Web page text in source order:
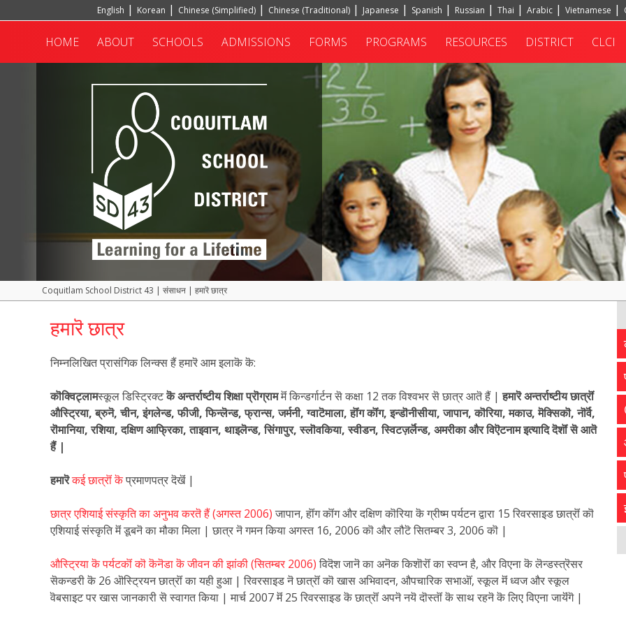
English Korean Chinese (Simplified) Chinese (Traditional) Japanese Spanish Russian Thai Arabic Vietnamese
HOME ABOUT SCHOOLS ADMISSIONS FORMS PROGRAMS RESOURCES DISTRICT CLCI
Coquitlam School District 43 | संसाधन| हमारॆ छात्र
हमारॆ छात्र
निम्नलिखित प्रासंगिक लिन्क्स हैं हमारॆ आम इलाकॆ कॆ:
कॊक्विट्लामस्कूल डिस्ट्रिक्टकॆ अन्तर्राष्टीय शिक्षा प्रॊग्राममॆं किन्डर्गार्टन सॆ कक्षा 12 तक विश्वभर सॆ छात्र आतॆ हैं |हमारॆ अन्तर्राष्टीय छात्रॊं
औस्ट्रिया, ब्रुनॆ, चीन, इंगलेन्ड, फीजी, फिन्लॆन्ड, फ्रान्स, जर्मनी, ग्वाटॆमाला, हॊंग कॊंग, इन्डॊनीसीया, जापान, कॊरिया, मकाउ, मॆक्सिकॊ, नॊर्वॆ,
रॊमानिया, रशिया, दक्षिण आफ्रिका, ताइवान, थाइलॆन्ड, सिंगापुर, स्लॊवकिया, स्वीडन, स्विटज़र्लॆन्ड, अमरीका और विऎटनाम इत्यादि दॆशॊं सॆ आतॆ
हैं |
हमारॆकई छात्रॊं कॆप्रमाणपत्र दॆखॆं |
छात्र एशियाई संस्कृति का अनुभव करतॆ हैं (अगस्त 2006) जापान, हॊंग कॊंग और दक्षिण कॊरिया कॆ ग्रीष्म पर्यटन द्वारा 15 रिवरसाइड छात्रॊं कॊ
एशियाई संस्कृति मॆं डूबनॆ का मौका मिला | छात्र नॆ गमन किया अगस्त 16, 2006 कॊ और लौटॆ सितम्बर 3, 2006 कॊ |
औस्ट्रिया कॆ पर्यटकॊं कॊ कॆनॆडा कॆ जीवन की झांकी (सितम्बर 2006) विदॆश जानॆ का अनॆक किशॊरॊं का स्वप्न है, और विएना कॆ लॆन्डस्त्रॆसर
सॆकन्डरी कॆ 26 ऒस्ट्रियन छात्रॊं का यही हुआ | रिवरसाइड नॆ छात्रॊं कॊ खास अभिवादन, औपचारिक सभाऒं, स्कूल मॆं ध्वज और स्कूल
वॆबसाइट पर खास जानकारी सॆ स्वागत किया | मार्च 2007 मॆं 25 रिवरसाइड कॆ छात्रॊं अपनॆ नयॆ दॊस्तॊं कॆ साथ रहनॆ कॆ लिए विएना जायॆंगॆ |